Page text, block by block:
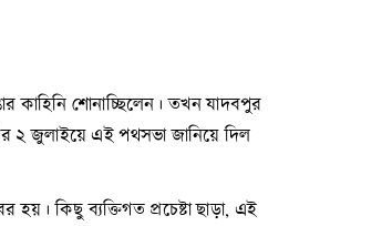
কাহিনি শোনাচ্ছিলেন। তখন যাদবপুর
২ জুলাইয়ে এই পথসভা জানিয়ে দিল
কিছু ব্যক্তিগত প্রচেষ্টা ছাড়া, এই